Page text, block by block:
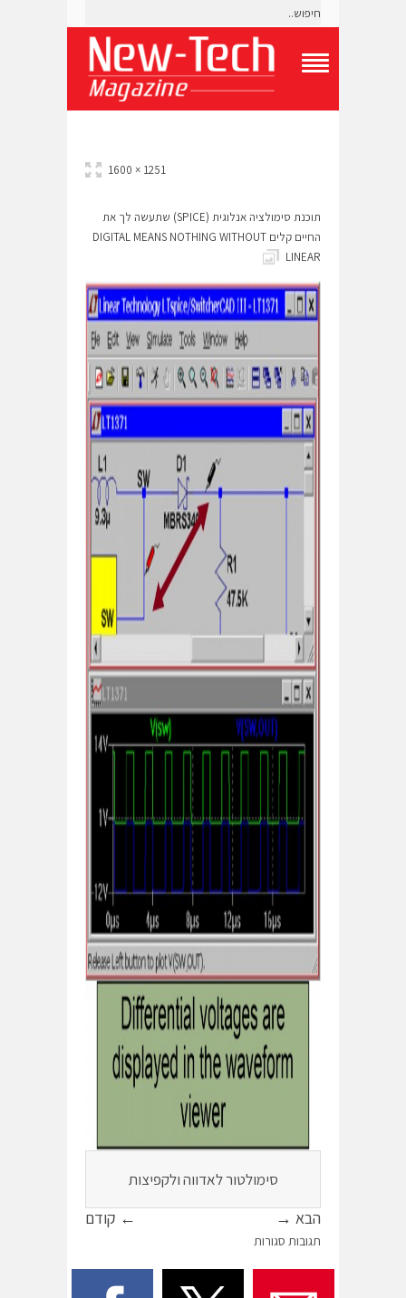
g
i
g
a
i
o
n
e
n
u
1251 × 1600
תוכנת סימולציה אנלוגית (SPICE) שתעשה לך את
החיים קלים DIGITAL MEANS NOTHING WITHOUT
LINEAR
סימולטור לאדווה ולקפיצות
← קודם הבא →
תגובות סגורות